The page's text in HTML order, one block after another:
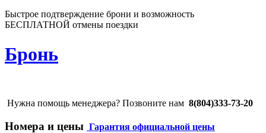
Быстрое подтверждение брони и возможность
БЕСПЛАТНОЙ отмены поездки
Бронь
Нужна помощь менеджера? Позвоните нам 8(804)333-73-20
Номера и цены Гарантия официальной цены